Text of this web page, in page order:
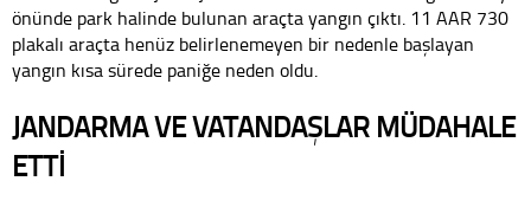
önünde park halinde bulunan araçta yangın çıktı. 11 AAR 730
plakalı araçta henüz belirlenemeyen bir nedenle başlayan
yangın kısa sürede paniğe neden oldu.
JANDARMA VE VATANDAŞLAR MÜDAHALE
ETTİ